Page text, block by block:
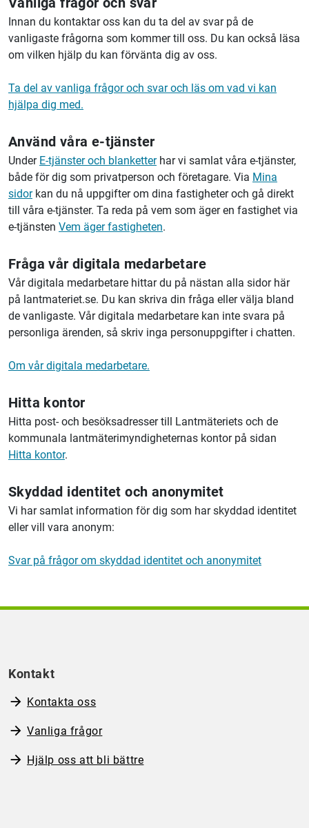
Innan du kontaktar oss kan du ta del av svar på de
vanligaste frågorna som kommer till oss. Du kan också läsa
om vilken hjälp du kan förvänta dig av oss.
Ta del av vanliga frågor och svar och läs om vad vi kan
hjälpa dig med.
Använd våra e-tjänster
Under E-tjänster och blanketterhar vi samlat våra e-tjänster,
både för dig som privatperson och företagare. Via Mina
sidorkan du nå uppgifter om dina fastigheter och gå direkt
till våra e-tjänster. Ta reda på vem som äger en fastighet via
e-tjänsten Vem äger fastigheten.
Fråga vår digitala medarbetare
Vår digitala medarbetare hittar du på nästan alla sidor här
på lantmateriet.se. Du kan skriva din fråga eller välja bland
de vanligaste. Vår digitala medarbetare kan inte svara på
personliga ärenden, så skriv inga personuppgifter i chatten.
Om vår digitala medarbetare.
Hitta kontor
Hitta post- och besöksadresser till Lantmäteriets och de
kommunala lantmäterimyndigheternas kontor på sidan
Hitta kontor.
Skyddad identitet och anonymitet
Vi har samlat information för dig som har skyddad identitet
eller vill vara anonym:
Svar på frågor om skyddad identitet och anonymitet
Kontakt
Kontakta oss
Vanliga frågor
Hjälp oss att bli bättre